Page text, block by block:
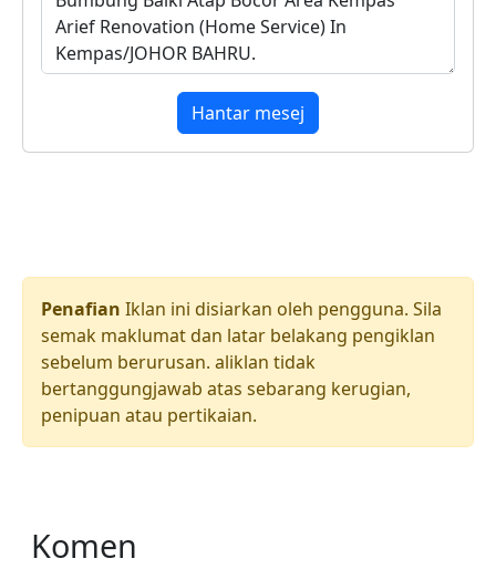
Hantar mesej
Penafian Iklan ini disiarkan oleh pengguna. Sila
semak maklumat dan latar belakang pengiklan
sebelum berurusan. aliklan tidak
bertanggungjawab atas sebarang kerugian,
penipuan atau pertikaian.
Komen